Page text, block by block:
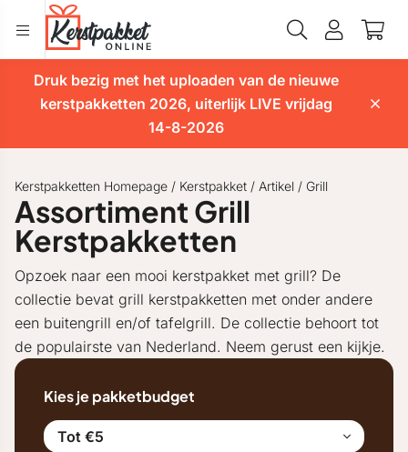
Druk bezig met het uploaden van de nieuwe
kerstpakketten 2026, uiterlijk LIVE vrijdag
14-8-2026
Kerstpakketten Homepage / Kerstpakket / Artikel / Grill
Assortiment Grill
Kerstpakketten
Opzoek naar een mooi kerstpakket met grill? De
collectie bevat grill kerstpakketten met onder andere
een buitengrill en/of tafelgrill. De collectie behoort tot
de populairste van Nederland. Neem gerust een kijkje.
Kies je pakketbudget
Tot €5